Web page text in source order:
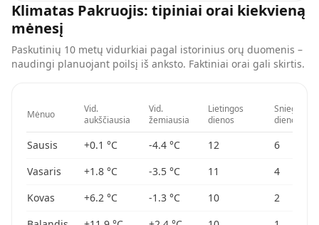
Klimatas Pakruojis: tipiniai orai kiekvieną
mėnesį
Paskutinių 10 metų vidurkiai pagal istorinius orų duomenis –
naudingi planuojant poilsį iš anksto. Faktiniai orai gali skirtis.
Mėnuo
Vid.
aukščiausia
Vid.
žemiausia
Lietingos
dienos
Sniego
dienos
Sausis +0.1 °C -4.4 °C 12
6
Vasaris
+1.8 °C -3.5 °C 11
4
Kovas
+6.2 °C -1.3 °C 10
2